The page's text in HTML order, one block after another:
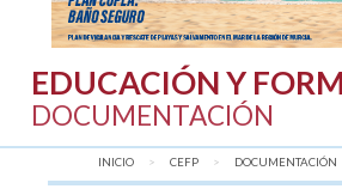
EDUCACIÓN Y
DOCUMENTACIÓN
INICIO CEFP DOCUMENTACIÓN